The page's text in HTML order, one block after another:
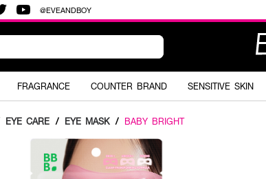
@EVEANDBOY
FRAGRANCE COUNTER BRAND SENSITIVE SKIN
EYE CARE / EYE MASK / BABY BRIGHT